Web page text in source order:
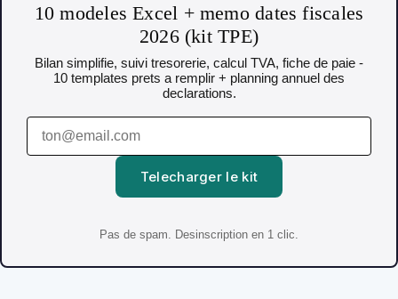
10 modeles Excel + memo dates fiscales
2026 (kit TPE)
Bilan simplifie, suivi tresorerie, calcul TVA, fiche de paie -
10 templates prets a remplir + planning annuel des
declarations.
Telecharger le kit
Pas de spam. Desinscription en 1 clic.